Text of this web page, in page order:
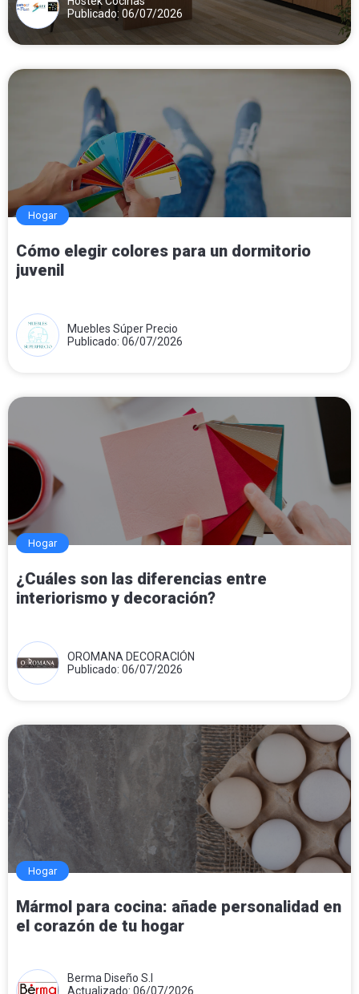
Publicado: 06/07/2026
Hogar
Cómo elegir colores para un dormitorio
juvenil
Muebles Súper Precio
Publicado: 06/07/2026
Hogar
¿Cuáles son las diferencias entre
interiorismo y decoración?
OROMANA DECORACIÓN
Publicado: 06/07/2026
Hogar
Mármol para cocina: añade personalidad en
el corazón de tu hogar
Berma Diseño S.l
Actualizado: 06/07/2026